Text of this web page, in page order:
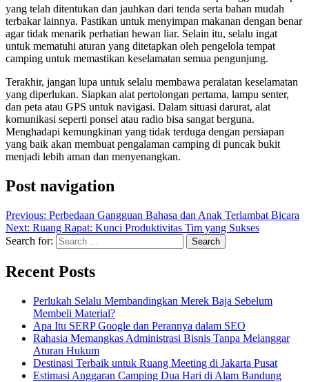
yang telah ditentukan dan jauhkan dari tenda serta bahan mudah
terbakar lainnya. Pastikan untuk menyimpan makanan dengan benar
agar tidak menarik perhatian hewan liar. Selain itu, selalu ingat
untuk mematuhi aturan yang ditetapkan oleh pengelola tempat
camping untuk memastikan keselamatan semua pengunjung.
Terakhir, jangan lupa untuk selalu membawa peralatan keselamatan
yang diperlukan. Siapkan alat pertolongan pertama, lampu senter,
dan peta atau GPS untuk navigasi. Dalam situasi darurat, alat
komunikasi seperti ponsel atau radio bisa sangat berguna.
Menghadapi kemungkinan yang tidak terduga dengan persiapan
yang baik akan membuat pengalaman camping di puncak bukit
menjadi lebih aman dan menyenangkan.
Post navigation
Previous: Perbedaan Gangguan Bahasa dan Anak Terlambat Bicara
Next: Ruang Rapat: Kunci Produktivitas Tim yang Sukses
Search for:
Recent Posts
Perlukah Selalu Membandingkan Merek Baja Sebelum
Membeli Material?
Apa Itu SERP Google dan Perannya dalam SEO
Rahasia Memangkas Administrasi Bisnis Tanpa Melanggar
Aturan Hukum
Destinasi Terbaik untuk Ruang Meeting di Jakarta Pusat
Estimasi Anggaran Camping Dua Hari di Alam Bandung